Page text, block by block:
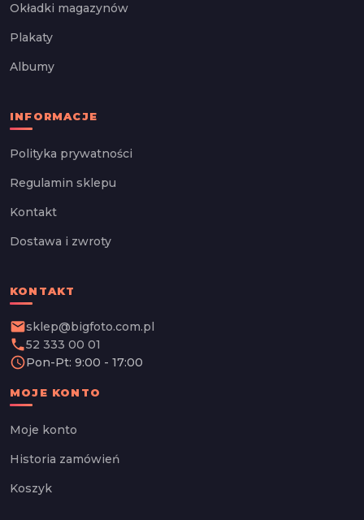
Okładki magazynów
Plakaty
Albumy
INFORMACJE
Polityka prywatności
Regulamin sklepu
Kontakt
Dostawa i zwroty
KONTAKT
emailsklep@bigfoto.com.pl
phone52 333 00 01
schedulePon-Pt: 9:00 - 17:00
MOJE KONTO
Moje konto
Historia zamówień
Koszyk